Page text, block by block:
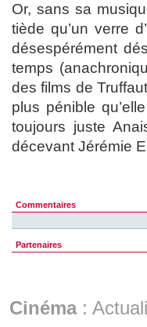
Or, sans sa
tiède qu’un verre
désespérément
temps
des films de
plus pénible
toujours juste
décevant Jérémie
Commentaires
Partenaires
Cinéma: